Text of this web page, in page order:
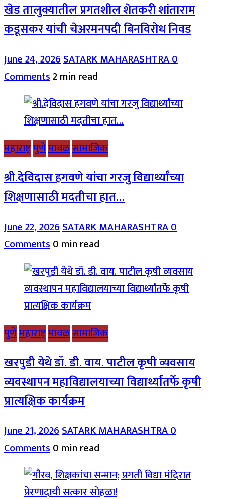
खेड तालुक्यातील प्रगतशील शेतकरी शांताराम
कडूसकर यांची चेअरमनपदी बिनविरोध निवड
June 24, 2026SATARK MAHARASHTRA0
Comments2 min read
महाराष्ट्रपुणेमावळसामाजिक
श्री.देविदास हगवणे यांचा गरजु विद्यार्थ्यांच्या
शिक्षणासाठी मदतीचा हात…
June 22, 2026SATARK MAHARASHTRA0
Comments0 min read
पुणेमहाराष्ट्रमावळसामाजिक
खरपुडी येथे डॉ. डी. वाय. पाटील कृषी व्यवसाय
व्यवस्थापन महाविद्यालयाच्या विद्यार्थ्यांतर्फे कृषी
प्रात्यक्षिक कार्यक्रम
June 21, 2026SATARK MAHARASHTRA0
Comments0 min read